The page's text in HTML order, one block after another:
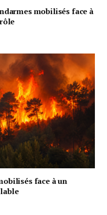
mobilisés face à
face à un